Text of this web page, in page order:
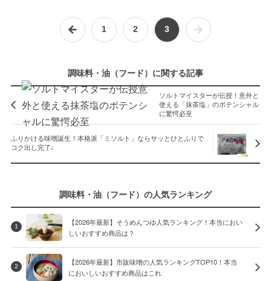
1 2 3
調味料・油（フード）に関する記事
ソルトマイスターが伝授！意外と
使える「抹茶塩」のポテンシャル
に驚愕必至
ふりかける味噌誕生！本格派「ミソルト」ならサッとひとふりで
コク出し完了♩
調味料・油（フード）の人気ランキング
1
【2026年最新】そうめんつゆ人気ランキング！本当におい
しいおすすめ商品は？
2
【2026年最新】市販味噌の人気ランキングTOP10！本当
においしいおすすめ商品はこれ